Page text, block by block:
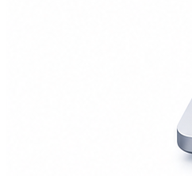
(A1297/
MacBook
А2251/
Macbook Pro
(А1425/
Macbook Pro